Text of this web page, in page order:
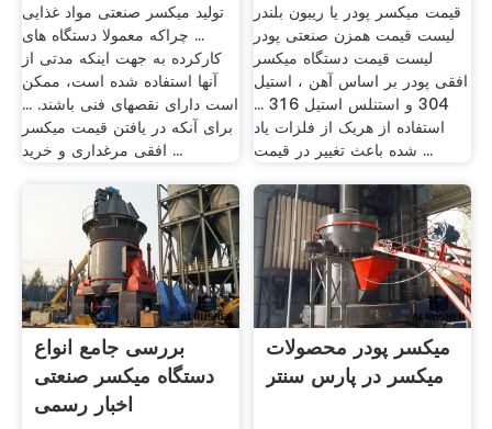
تولید میکسر صنعتی مواد غذایی
... چراکه معمولا دستگاه های
کارکرده به جهت اینکه مدتی از
آنها استفاده شده است، ممکن
است دارای نقصهای فنی باشند. ...
برای آنکه در یافتن قیمت میکسر
افقی مرغداری و خرید ...
قیمت میکسر پودر یا ریبون بلندر
لیست قیمت همزن صنعتی پودر
لیست قیمت دستگاه میکسر
افقی پودر بر اساس آهن ، استیل
304 و استنلس استیل 316 ...
استفاده از هریک از فلزات یاد
شده باعث تغییر در قیمت ...
بررسی جامع انواع
دستگاه میکسر صنعتی
اخبار رسمی
میکسر پودر محصولات
میکسر در پارس سنتر